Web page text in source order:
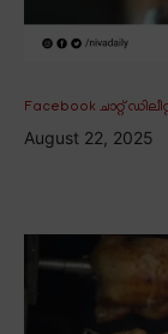
Facebook ചാറ്റ്
August 22, 2025